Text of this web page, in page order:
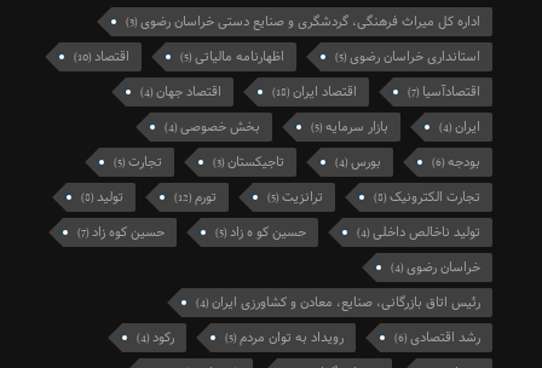
اداره کل میراث فرهنگی، گردشگری و صنایع دستی خراسان رضوی(3)
استانداری خراسان رضوی(5) اظهارنامه مالیاتی(5) اقتصاد(10)
اقتصادآسیا (7) اقتصاد ایران(18) اقتصاد جهان(4)
ایران(4) بازار سرمایه(5) بخش خصوصی(4)
بودجه(6) بورس(4) تاجیکستان(3) تجارت(5)
تجارت الکترونیک(8) ترانزیت(5) تورم(12) تولید(8)
تولید ناخالص داخلی(4) حسین کو ه زاد(5) حسین کوه زاد(7)
خراسان رضوی(4)
رئیس اتاق بازرگانی، صنایع، معادن و کشاورزی ایران(4)
رشد اقتصادی(6) رویداد به توان مردم(5) رکود(4)